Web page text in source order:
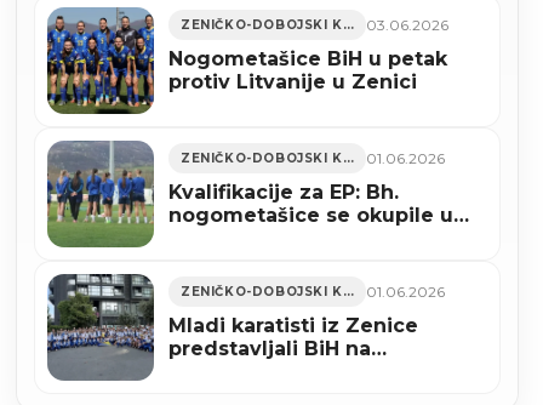
ZENIČKO-DOBOJSKI KANTON 03.06.2026
Nogometašice BiH u petak
protiv Litvanije u Zenici
ZENIČKO-DOBOJSKI KANTON 01.06.2026
Kvalifikacije za EP: Bh.
nogometašice se okupile u
ZENIČKO-DOBOJSKI KANTON 01.06.2026
Mladi karatisti iz Zenice
predstavljali BiH na